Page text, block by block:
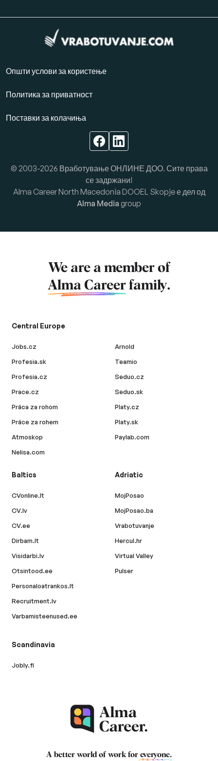
Општи услови за користење
Политика за приватност
Поставки за колачиња
© 2003-2026 Вработување ОНЛИНЕ ДОО. Сите права
се задржани!
Alma Career North Macedonia DOOEL Skopje е дел од
Alma Media group
We are a member of
Alma Career family.
Central Europe
Jobs.cz
Profesia.sk
Profesia.cz
Prace.cz
Práca za rohom
Práce za rohem
Atmoskop
Nelisa.com
Arnold
Teamio
Seduo.cz
Seduo.sk
Platy.cz
Platy.sk
Paylab.com
Baltics
CVonline.lt
CV.lv
CV.ee
Dirbam.lt
Visidarbi.lv
Otsintood.ee
Personaloatrankos.lt
Recruitment.lv
Varbamisteenused.ee
Adriatic
MojPosao
MojPosao.ba
Vrabotuvanje
Hercul.hr
Virtual Valley
Pulser
Scandinavia
Jobly.fi
A better world of work for everyone.